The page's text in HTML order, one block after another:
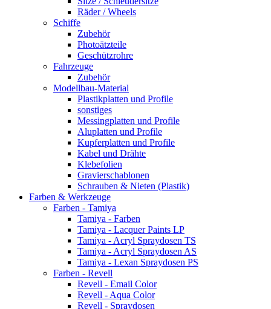
Räder / Wheels
Schiffe
Zubehör
Photoätzteile
Geschützrohre
Fahrzeuge
Zubehör
Modellbau-Material
Plastikplatten und Profile
sonstiges
Messingplatten und Profile
Aluplatten und Profile
Kupferplatten und Profile
Kabel und Drähte
Klebefolien
Gravierschablonen
Schrauben & Nieten (Plastik)
Farben & Werkzeuge
Farben - Tamiya
Tamiya - Farben
Tamiya - Lacquer Paints LP
Tamiya - Acryl Spraydosen TS
Tamiya - Acryl Spraydosen AS
Tamiya - Lexan Spraydosen PS
Farben - Revell
Revell - Email Color
Revell - Aqua Color
Revell - Spraydosen